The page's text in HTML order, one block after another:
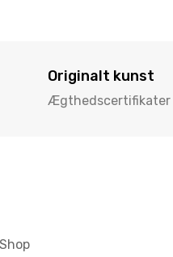
Originalt kunst
Ægthedscertifikater
Shop